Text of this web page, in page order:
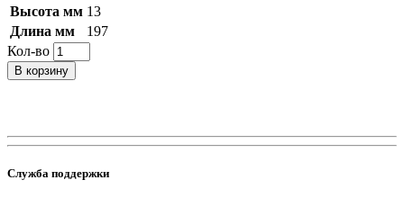
Высота мм 13
Длина мм
197
Кол-во
В корзину
Служба поддержки